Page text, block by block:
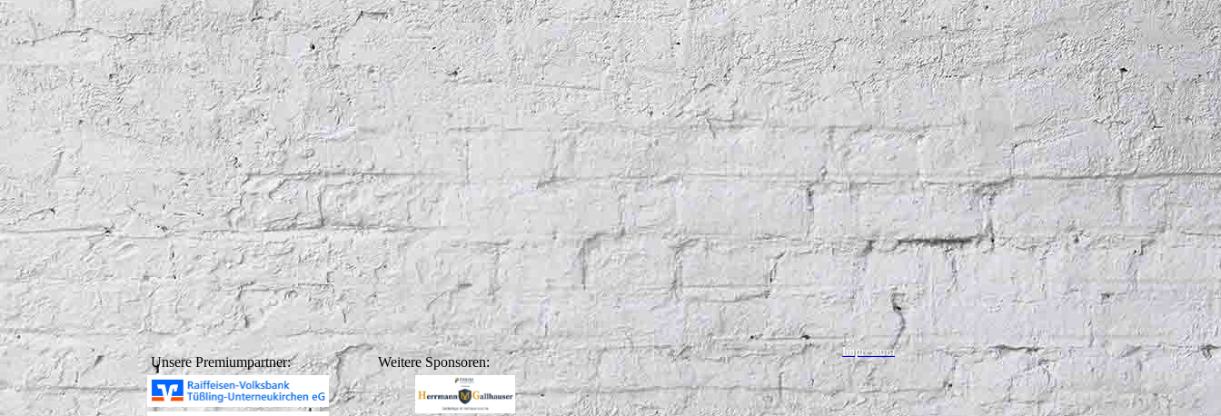
Unsere Premiumpartner: Weitere Sponsoren:
Impressum